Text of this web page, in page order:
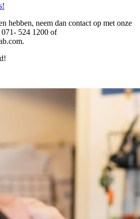
hebben, neem dan contact op met onze
524 1200 of